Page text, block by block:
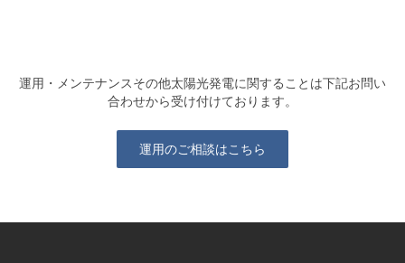
運用・メンテナンスその他太陽光発電に関することは下記お問い
合わせから受け付けております。
運用のご相談はこちら